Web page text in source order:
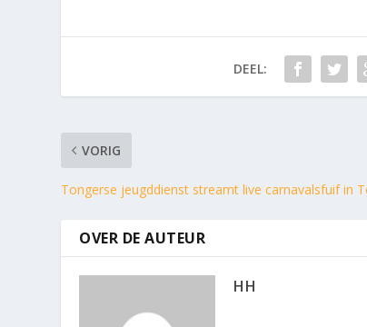
DEEL:
VORIG
Tongerse jeugddienst streamt live carnavalsfuif in
OVER DE AUTEUR
HH